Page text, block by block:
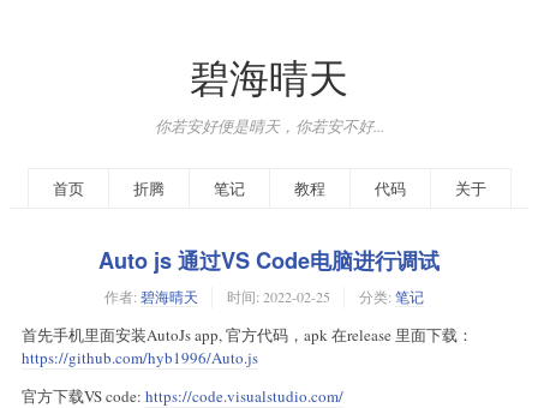
碧海晴天
你若安好便是晴天，你若安不好...
首页 折腾 笔记 教程 代码 关于
Auto js 通过VS Code电脑进行调试
作者: 碧海晴天 时间: 2022-02-25 分类: 笔记
首先手机里面安装AutoJs app, 官方代码，apk 在release 里面下载：
https://github.com/hyb1996/Auto.js
官方下载VS code: https://code.visualstudio.com/